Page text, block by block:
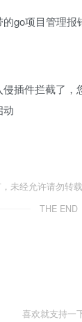
go项目管理
插件拦截了，
动
未经允许请勿转载
THE END
喜欢就支持一